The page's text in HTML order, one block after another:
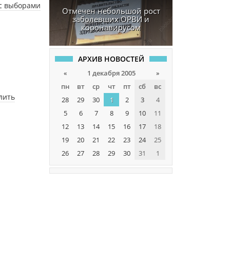
выборами
Отмечен небольшой рост
заболевших ОРВИ и
коронавирусом
АРХИВ НОВОСТЕЙ
« 1 декабря 2005
»
пн
вт ср чт пт сб
вс
28
29 30 1 2 3
4
5
6 7 8 9 10
11
12
13 14 15 16 17
18
19
20 21 22 23 24
25
26
27 28 29 30 31 1